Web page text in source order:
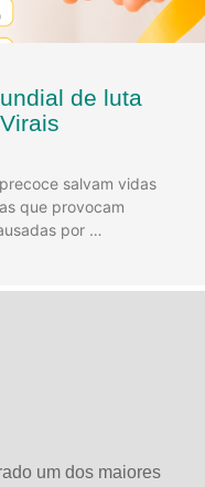
de luta
salvam vidas
que provocam
por …
um dos maiores